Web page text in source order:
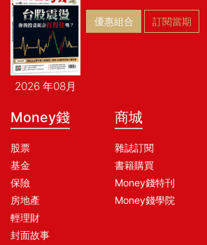
2026 年08月
優惠組合 訂閱當期
Money錢
股票
基金
保險
房地產
輕理財
封面故事
商城
雜誌訂閱
書籍購買
Money錢特刊
Money錢學院